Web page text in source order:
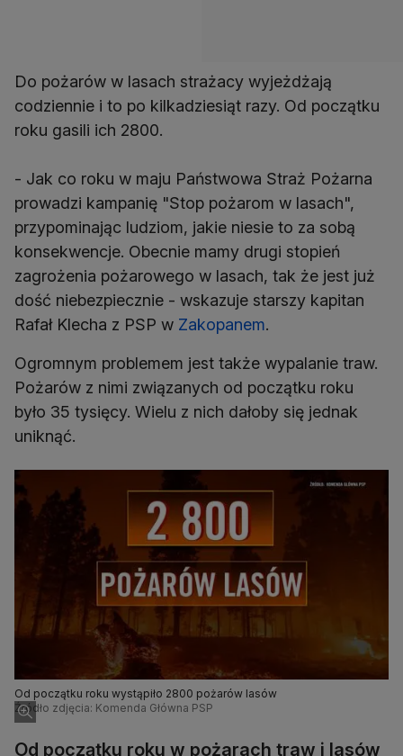
Do pożarów w lasach strażacy wyjeżdżają
codziennie i to po kilkadziesiąt razy. Od początku
roku gasili ich 2800.
- Jak co roku w maju Państwowa Straż Pożarna
prowadzi kampanię "Stop pożarom w lasach",
przypominając ludziom, jakie niesie to za sobą
konsekwencje. Obecnie mamy drugi stopień
zagrożenia pożarowego w lasach, tak że jest już
dość niebezpiecznie - wskazuje starszy kapitan
Rafał Klecha z PSP w Zakopanem.
Ogromnym problemem jest także wypalanie traw.
Pożarów z nimi związanych od początku roku
było 35 tysięcy. Wielu z nich dałoby się jednak
uniknąć.
Od początku roku wystąpiło 2800 pożarów lasów
Źródło zdjęcia: Komenda Główna PSP
Od początku roku w pożarach traw i lasów